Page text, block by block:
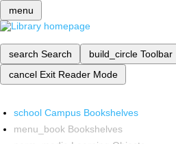
menu
search Search build_circle Toolbar
cancel Exit Reader Mode
school Campus Bookshelves
menu_book Bookshelves